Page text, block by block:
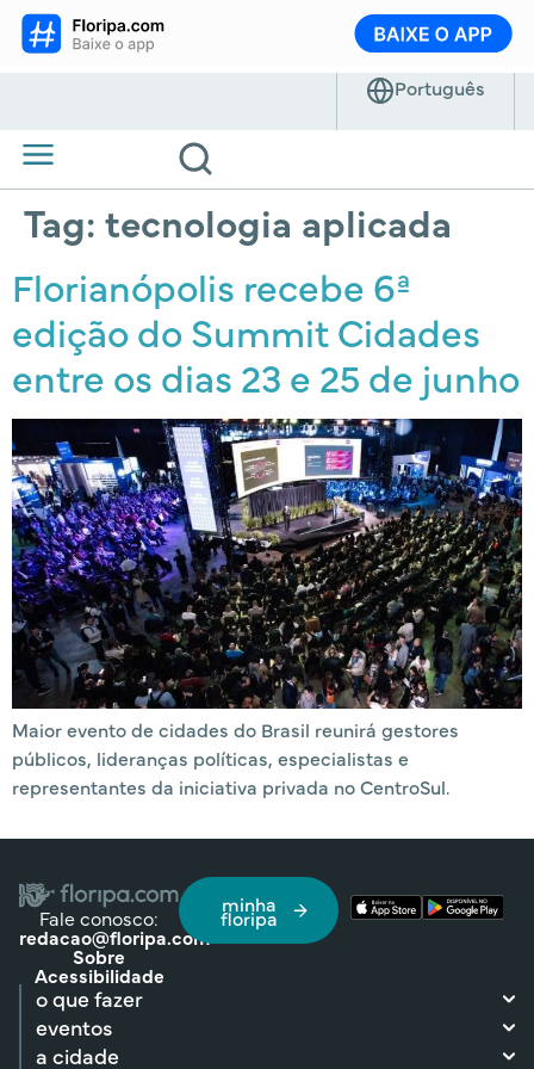
Tag: tecnologia aplicada
Florianópolis recebe 6ª
edição do Summit Cidades
entre os dias 23 e 25 de junho
Maior evento de cidades do Brasil reunirá gestores
públicos, lideranças políticas, especialistas e
representantes da iniciativa privada no CentroSul.
Fale conosco:
redacao@floripa.com
Sobre
Acessibilidade
minha
floripa
o que fazer
eventos
a cidade